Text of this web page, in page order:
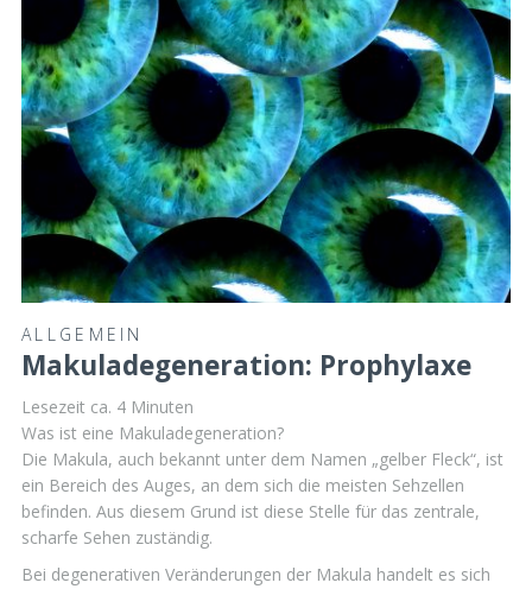
ALLGEMEIN
Makuladegeneration: Prophylaxe
Lesezeit ca. 4 Minuten
Was ist eine Makuladegeneration?
Die Makula, auch bekannt unter dem Namen „gelber Fleck“, ist
ein Bereich des Auges, an dem sich die meisten Sehzellen
befinden. Aus diesem Grund ist diese Stelle für das zentrale,
scharfe Sehen zuständig.
Bei degenerativen Veränderungen der Makula handelt es sich